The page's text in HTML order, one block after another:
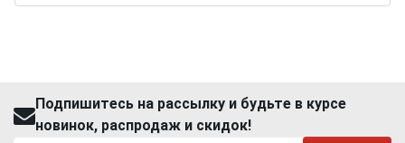
Подпишитесь на рассылку и будьте в курсе
новинок, распродаж и скидок!